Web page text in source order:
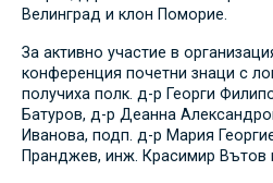
Велинград и клон Поморие.
За активно участие в
конференция почетни знаци с
получиха полк. д-р Георги
Батуров, д-р Деанна
Иванова, подп. д-р Мария
Пранджев, инж. Красимир Вътов